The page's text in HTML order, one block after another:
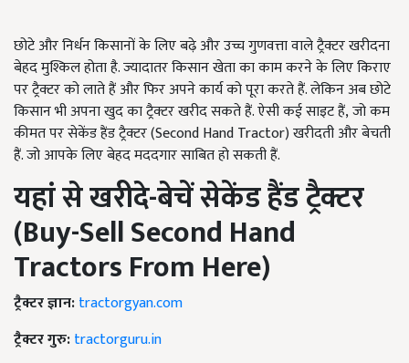
छोटे और निर्धन किसानों के लिए बढ़े और उच्च गुणवत्ता वाले ट्रैक्टर खरीदना
बेहद मुश्किल होता है. ज्यादातर किसान खेता का काम करने के लिए किराए
पर ट्रैक्टर को लाते हैं और फिर अपने कार्य को पूरा करते हैं. लेकिन अब छोटे
किसान भी अपना खुद का ट्रैक्टर खरीद सकते हैं. ऐसी कई साइट हैं, जो कम
कीमत पर सेकेंड हैंड ट्रैक्टर (Second Hand Tractor)खरीदती और बेचती
हैं. जो आपके लिए बेहद मददगार साबित हो सकती हैं.
यहां से खरीदे-बेचें सेकेंड हैंड ट्रैक्टर
(Buy-Sell Second Hand
Tractors From Here)
ट्रैक्टर ज्ञान:tractorgyan.com
ट्रैक्टर गुरु:tractorguru.in